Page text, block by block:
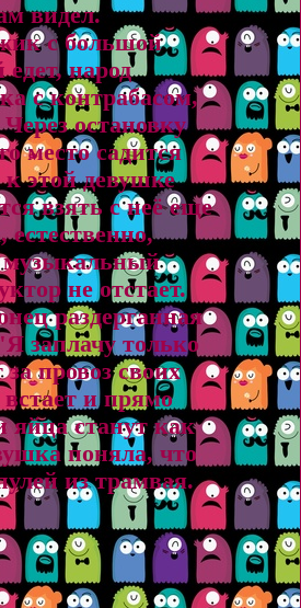
видел.
с большой
народ
с контрабасом,
остановку
место садится
этой девушке
взять с неё еще
музыкальный
не отстает.
раздерганная
заплачу только
провоз своих
и прямо
яйца станут как
поняла, что
из трамвая.